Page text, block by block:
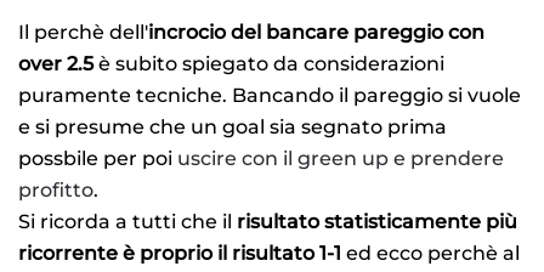
Video banca pareggio con over 2.5
Il perchè dell'incrocio del bancare pareggio con
over 2.5è subito spiegato da considerazioni
puramente tecniche. Bancando il pareggio si vuole
e si presume che un goal sia segnato prima
possbile per poi uscire con il green up e prendere
profitto.
Si ricorda a tutti che il risultato statisticamente più
ricorrente è proprio il risultato 1-1 ed ecco perchè al